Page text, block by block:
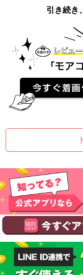
引き続き